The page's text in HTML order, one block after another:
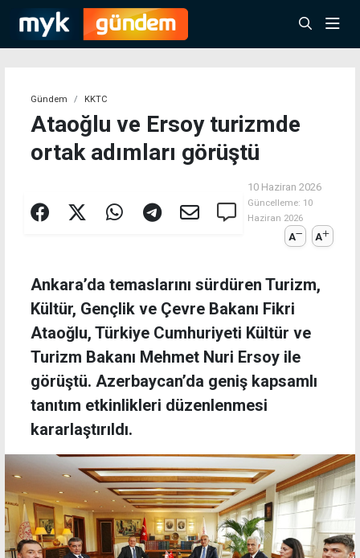
Gündem KKTC
Ataoğlu ve Ersoy turizmde
ortak adımları görüştü
10 Haziran 2026
Güncelleme: 10
Haziran 2026
A A
Ankara’da temaslarını sürdüren Turizm,
Kültür, Gençlik ve Çevre Bakanı Fikri
Ataoğlu, Türkiye Cumhuriyeti Kültür ve
Turizm Bakanı Mehmet Nuri Ersoy ile
görüştü. Azerbaycan’da geniş kapsamlı
tanıtım etkinlikleri düzenlenmesi
kararlaştırıldı.